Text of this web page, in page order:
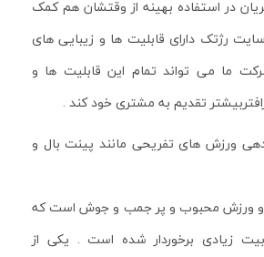
در استفاده بهینه از وقتشان هم کمک
رژتک دارای قابلیت ها و زیبایی های
ما می تواند تمام این قابلیت ها و
تقدیم به مشتری خود کند .
ورزش های تفریحی مانند پینت بال و
دو ورزش محبوب و پر جمب و جوش است که
زیادی برخوردار شده است . یکی از